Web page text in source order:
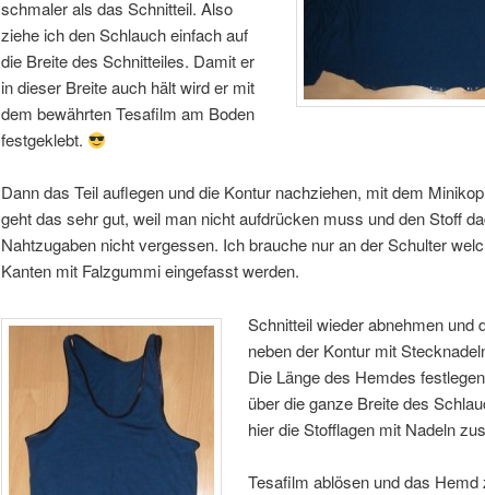
schmaler als das Schnitteil. Also
ziehe ich den Schlauch einfach auf
die Breite des Schnitteiles. Damit er
in dieser Breite auch hält wird er mit
dem bewährten Tesafilm am Boden
festgeklebt.
Dann das Teil auflegen und die Kontur nachziehen, mit dem
geht das sehr gut, weil man nicht aufdrücken muss und den Stoff
Nahtzugaben nicht vergessen. Ich brauche nur an der Schulter
Kanten mit Falzgummi eingefasst werden.
Schnitteil wieder abnehmen und
neben der Kontur mit
Die Länge des Hemdes
über die ganze Breite des
hier die Stofflagen mit Nadeln
Tesafilm ablösen und das Hemd